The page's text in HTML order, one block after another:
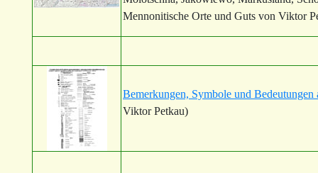
Mennonitische Orte und Guts von Viktor
Bemerkungen, Symbole und
Viktor Petkau)